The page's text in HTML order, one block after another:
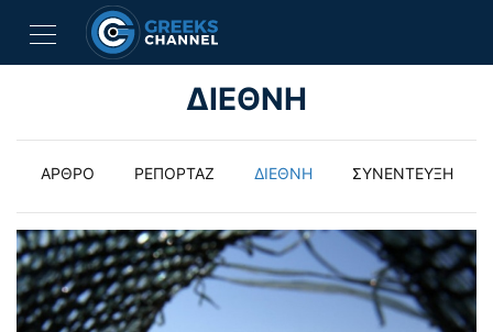
ΔΙΕΘΝΗ
ΑΡΘΡΟ ΡΕΠΟΡΤΑΖ ΔΙΕΘΝΗ ΣΥΝΕΝΤΕΥΞΗ